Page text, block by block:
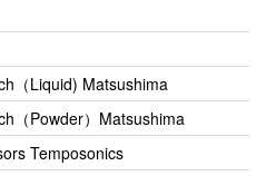
（Liquid) Matsushima
（Powder）Matsushima
Temposonics